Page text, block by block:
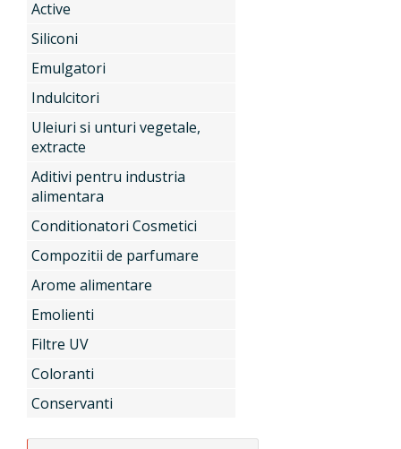
Uleiuri si unturi vegetale, extracte
Aditivi pentru industria alimentara
Compozitii de parfumare
Active
Siliconi
Emulgatori
Indulcitori
Uleiuri si unturi vegetale,
extracte
Aditivi pentru industria
alimentara
Conditionatori Cosmetici
Compozitii de parfumare
Arome alimentare
Emolienti
Filtre UV
Coloranti
Conservanti